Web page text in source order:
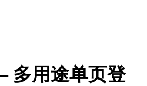
多用途单页登